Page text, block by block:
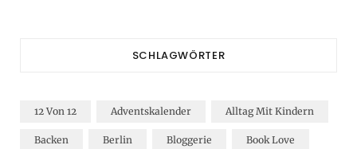
SCHLAGWÖRTER
12 Von 12 Adventskalender Alltag Mit Kindern
Backen Berlin Bloggerie Book Love